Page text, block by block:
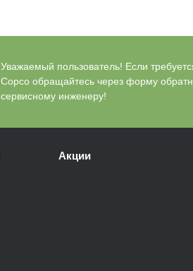
Уважаемый пользователь! Если
Copco обращайтесь через форму
сервисному инженеру!
Акции